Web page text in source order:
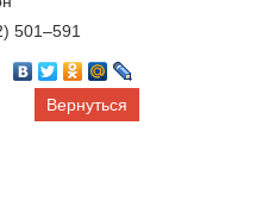
501‒591
Вернуться